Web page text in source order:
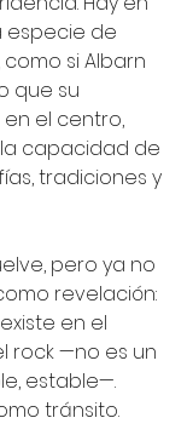
especie de
si Albarn
que su
el centro,
la capacidad de
tradiciones y
pero ya no
revelación:
en el
rock —no es un
estable—.
tránsito.